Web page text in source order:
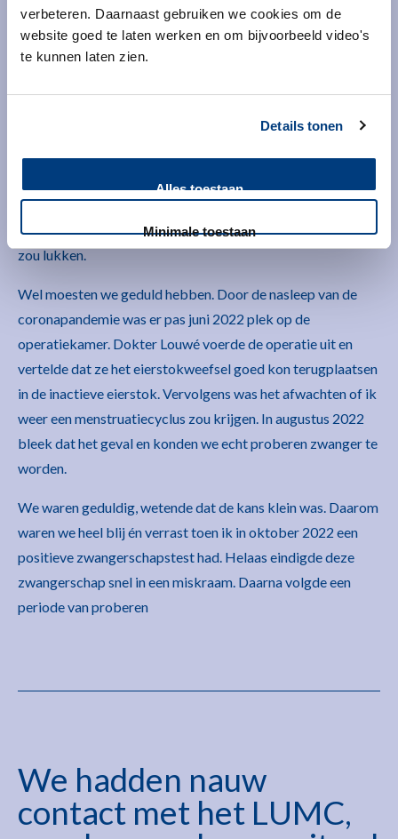
verbeteren. Daarnaast gebruiken we cookies om de
website goed te laten werken en om bijvoorbeeld video's
te kunnen laten zien.
Details tonen
Alles toestaan
Minimale toestaan
sprake.
Aangeslagen reden wij naar huis. De vooruitzichten leken
maanden. Daarna kwam gelukkig het verlossende groene
licht. De terugplaatsing kon doorgaan, we hadden een kans!
Hoewel de besproken alternatieven een prachtige uitkomst
kunnen geven, wilden wij het allerliefst een kind via de
natuurlijke weg. Wij hadden het volste vertrouwen dat dit
zou lukken.
Wel moesten we geduld hebben. Door de nasleep van de
coronapandemie was er pas juni 2022 plek op de
operatiekamer. Dokter Louwé voerde de operatie uit en
vertelde dat ze het eierstokweefsel goed kon terugplaatsen
in de inactieve eierstok. Vervolgens was het afwachten of ik
weer een menstruatiecyclus zou krijgen. In augustus 2022
bleek dat het geval en konden we echt proberen zwanger te
worden.
We waren geduldig, wetende dat de kans klein was. Daarom
waren we heel blij én verrast toen ik in oktober 2022 een
positieve zwangerschapstest had. Helaas eindigde deze
zwangerschap snel in een miskraam. Daarnavolgdeeen
periodevanproberen
We hadden nauw
contact met het LUMC,